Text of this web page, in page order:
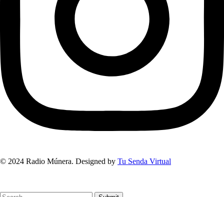
© 2024 Radio Múnera. Designed by Tu Senda Virtual